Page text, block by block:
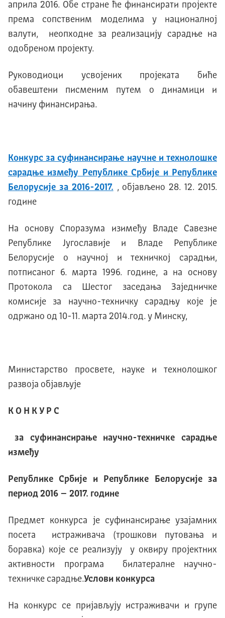
априла 2016. Обе стране ће финансирати пројекте
према сопственим моделима у националној
валути, неопходне за реализацију сарадње на
одобреном пројекту.
Руководиоци усвојених пројеката биће
обавештени писменим путем о динамици и
начину финансирања.
Конкурс за суфинансирање научне и технолошке
сарадње између Републике Србије и Републике
Белорусије за 2016-2017. , објављено 28. 12. 2015.
године
На основу Споразума изимеђу Владе Савезне
Републике Југославије и Владе Републике
Белорусије о научној и техничкој сарадњи,
потписаног 6. марта 1996. године, а на основу
Протокола са Шестог заседања Заједничке
комисије за научно-техничку сарадњу које је
одржано од 10-11. марта 2014.год. у Минску,
Министарство просвете, науке и технолошког
развоја објављује
К О Н К У Р С
за суфинансирање научно-техничке сарадње
између
Републике Србије и Републике Белорусије за
период 201 6 – 2017. године
Предмет конкурса је суфинансирање узајамних
посета истраживача (трошкови путовања и
боравка) које се реализују у оквиру пројектних
активности програма билатералне научно-
техничке сарадње.Услови конкурса
На конкурс се пријављују истраживачи и групе